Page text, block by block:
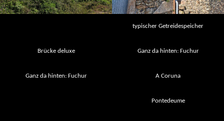
typischer Getreidespeicher
Brücke deluxe Ganz da hinten: Fuchur
Ganz da hinten: Fuchur A Coruna
Pontedeume